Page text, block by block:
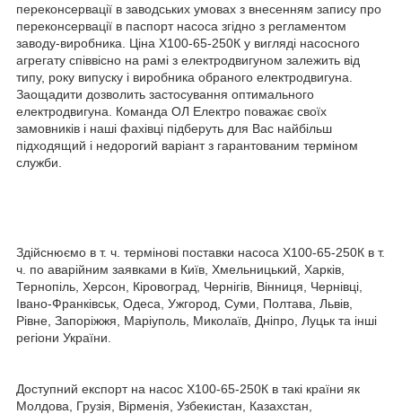
переконсервації в заводських умовах з внесенням запису про
переконсервації в паспорт насоса згідно з регламентом
заводу-виробника. Ціна Х100-65-250К у вигляді насосного
агрегату співвісно на рамі з електродвигуном залежить від
типу, року випуску і виробника обраного електродвигуна.
Заощадити дозволить застосування оптимального
електродвигуна. Команда ОЛ Електро поважає своїх
замовників і наші фахівці підберуть для Вас найбільш
підходящий і недорогий варіант з гарантованим терміном
служби.
Здійснюємо в т. ч. термінові поставки насоса Х100-65-250К в т.
ч. по аварійним заявками в Київ, Хмельницький, Харків,
Тернопіль, Херсон, Кіровоград, Чернігів, Вінниця, Чернівці,
Івано-Франківськ, Одеса, Ужгород, Суми, Полтава, Львів,
Рівне, Запоріжжя, Маріуполь, Миколаїв, Дніпро, Луцьк та інші
регіони України.
Доступний експорт на насос Х100-65-250К в такі країни як
Молдова, Грузія, Вірменія, Узбекистан, Казахстан,